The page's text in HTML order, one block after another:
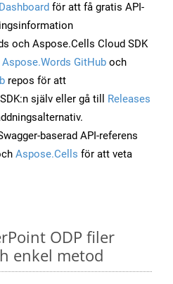
Dashboard för att få gratis API-
och Aspose.Cells Cloud SDK
Aspose.Words GitHub och
repos för att
själv eller gå till Releases
baserad API-referens
Aspose.Cells för att veta
ODP filer
enkel metod